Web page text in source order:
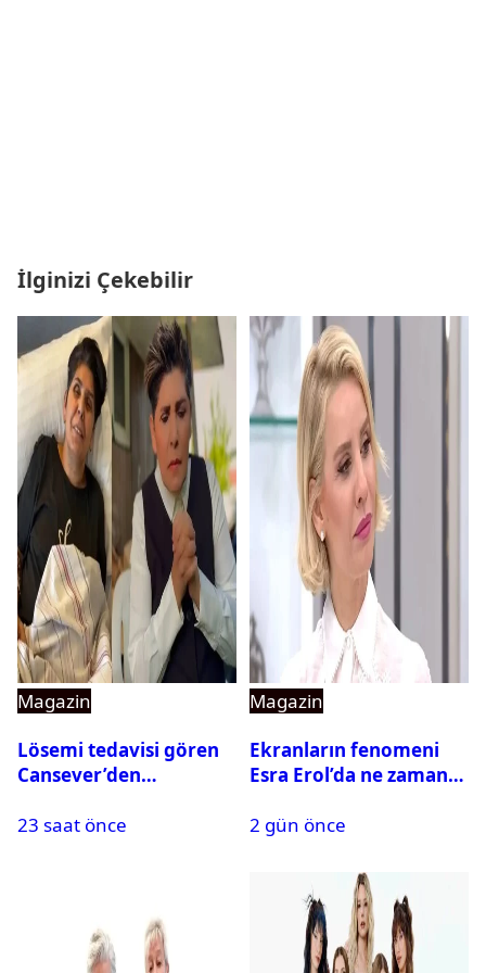
İlginizi Çekebilir
Magazin
Lösemi tedavisi gören
Cansever’den
23 saat önce
Magazin
Ekranların fenomeni
Esra Erol’da ne zaman
2 gün önce